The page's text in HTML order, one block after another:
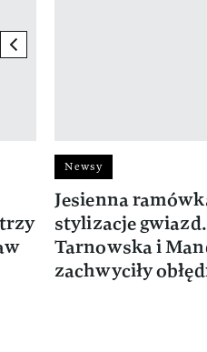
previous element
Newsy
Jesienna
stylizacje
Tarnowska i
zachwyciły